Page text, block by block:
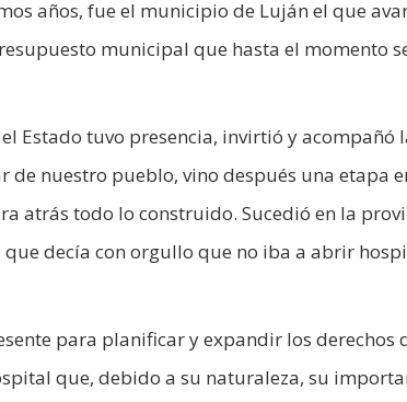
años, fue el municipio de Luján el que
municipal que hasta el momento
Estado tuvo presencia, invirtió y acompañó
nuestro pueblo, vino después una etapa
atrás todo lo construido. Sucedió en la
decía con orgullo que no iba a abrir
para planificar y expandir los derechos
que, debido a su naturaleza, su